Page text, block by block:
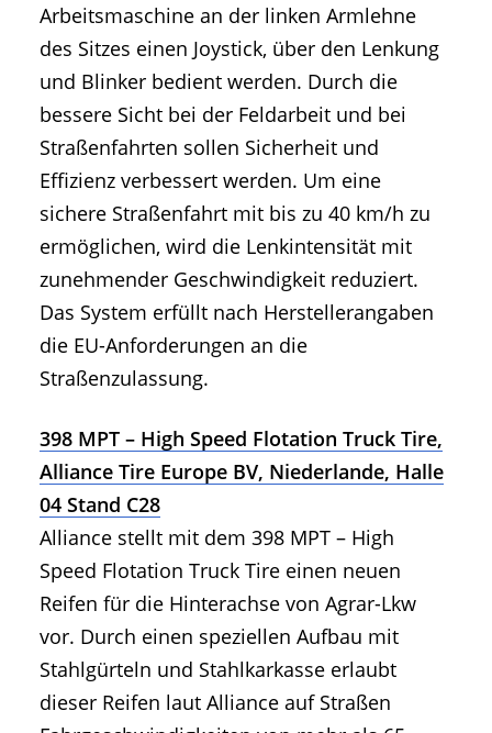
Arbeitsmaschine an der linken Armlehne
des Sitzes einen Joystick, über den Lenkung
und Blinker bedient werden. Durch die
bessere Sicht bei der Feldarbeit und bei
Straßenfahrten sollen Sicherheit und
Effizienz verbessert werden. Um eine
sichere Straßenfahrt mit bis zu 40 km/h zu
ermöglichen, wird die Lenkintensität mit
zunehmender Geschwindigkeit reduziert.
Das System erfüllt nach Herstellerangaben
die EU-Anforderungen an die
Straßenzulassung.
398 MPT – High Speed Flotation Truck Tire,
Alliance Tire Europe BV, Niederlande, Halle
04 Stand C28
Alliance stellt mit dem 398 MPT – High
Speed Flotation Truck Tire einen neuen
Reifen für die Hinterachse von Agrar-Lkw
vor. Durch einen speziellen Aufbau mit
Stahlgürteln und Stahlkarkasse erlaubt
dieser Reifen laut Alliance auf Straßen